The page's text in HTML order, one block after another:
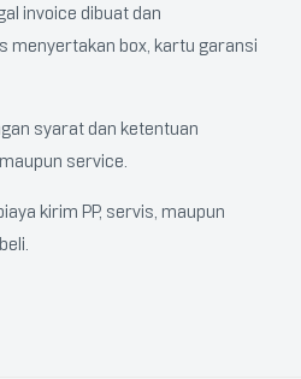
invoice dibuat dan
menyertakan box, kartu garansi
syarat dan ketentuan
service.
kirim PP, servis, maupun